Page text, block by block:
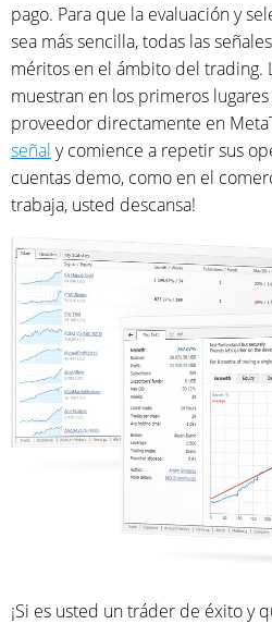
pago. Para que la evaluación y
sea más sencilla, todas las
méritos en el ámbito del trading.
muestran en los primeros
proveedor directamente en
señal y comience a repetir sus
cuentas demo, como en el
trabaja, usted descansa!
¡Si es usted un tráder de éxito y